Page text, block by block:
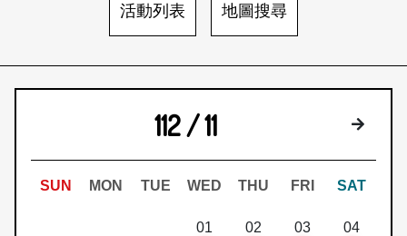
活動列表 地圖搜尋
112 / 11 下個月
SUN MON TUE WED THU FRI SAT
01 02 03 04